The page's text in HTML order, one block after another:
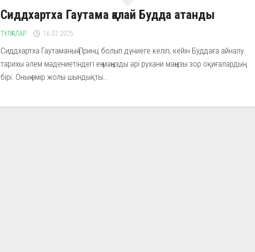
Сиддхартха Гаутама қалай Будда атанды
ТҰЛҒАЛАР 16.07.2025
Сиддхартха Гаутаманың Принц болып дүниеге келіп, кейін Буддаға айналу
тарихы әлем мәдениетіндегі ең маңызды әрі рухани маңызы зор оқиғалардың
бірі. Оның өмір жолы шындықты...